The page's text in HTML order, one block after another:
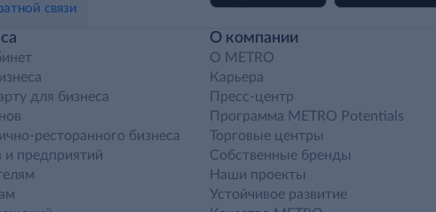
связи
для бизнеса
ресторанного бизнеса
и предприятий
О компании
O METRO
Карьера
Пресс-центр
Программа METRO Potentials
Торговые центры
Собственные бренды
Наши проекты
Устойчивое развитие